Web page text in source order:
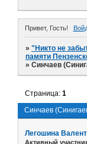
Привет, Гость!
»"Никто не
памяти
»Синчаев
Синчаев
Страница:1
Легошина
Активный